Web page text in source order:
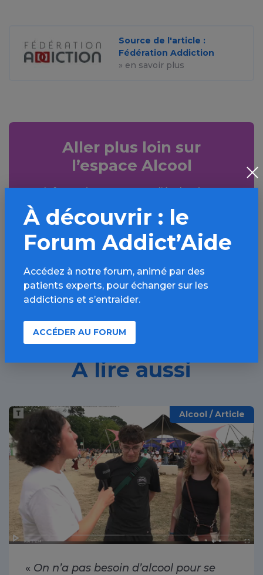
Source de l'article :
Fédération Addiction
» en savoir plus
Aller plus loin sur
l’espace Alcool
Informations, parcours d’évaluations,
ressources, actualités...
Découvrir
À lire aussi
Alcool / Article
« On n’a pas besoin d’alcool pour se
À découvrir : le
Forum Addict’Aide
Accédez à notre forum, animé par des
patients experts, pour échanger sur les
addictions et s’entraider.
ACCÉDER AU FORUM